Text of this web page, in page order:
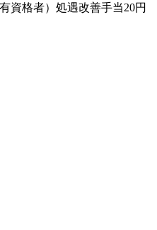
資格者）処遇改善手当20円